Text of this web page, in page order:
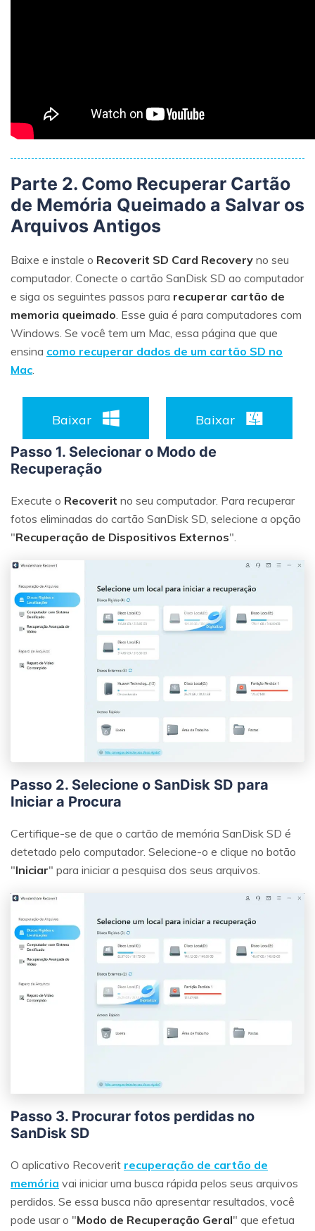
Reparo de fotos com IA
momentos preciosos com uma solução baseada em
IA.
Vamos lá
Teste Online
Parte 2. Como Recuperar Cartão
de Memória Queimado a Salvar os
Arquivos Antigos
Baixe e instale o Recoverit SD Card Recovery no seu
computador. Conecte o cartão SanDisk SD ao computador
e siga os seguintes passos para recuperar cartão de
memoria queimado. Esse guia é para computadores com
Windows. Se você tem um Mac, essa página que que
ensina como recuperar dados de um cartão SD no
Mac.
Baixar Baixar
Passo 1. Selecionar o Modo de
Recuperação
Execute o Recoverit no seu computador. Para recuperar
fotos eliminadas do cartão SanDisk SD, selecione a opção
"Recuperação de Dispositivos Externos".
Passo 2. Selecione o SanDisk SD para
Iniciar a Procura
Certifique-se de que o cartão de memória SanDisk SD é
detetado pelo computador. Selecione-o e clique no botão
"Iniciar" para iniciar a pesquisa dos seus arquivos.
Passo 3. Procurar fotos perdidas no
SanDisk SD
O aplicativo Recoverit recuperação de cartão de
memória vai iniciar uma busca rápida pelos seus arquivos
perdidos. Se essa busca não apresentar resultados, você
pode usar o "Modo de Recuperação Geral" que efetua